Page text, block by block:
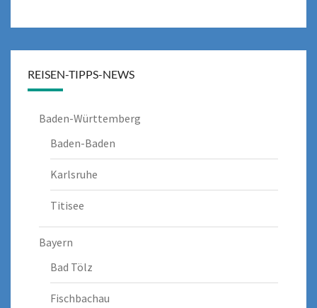
REISEN-TIPPS-NEWS
Baden-Württemberg
Baden-Baden
Karlsruhe
Titisee
Bayern
Bad Tölz
Fischbachau